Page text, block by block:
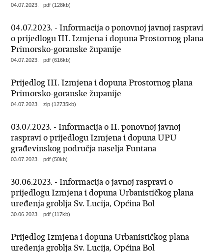
04.07.2023. | pdf (128kb)
04.07.2023. - Informacija o ponovnoj javnoj raspravi
o prijedlogu III. Izmjena i dopuna Prostornog plana
Primorsko-goranske županije
04.07.2023. | pdf (616kb)
Prijedlog III. Izmjena i dopuna Prostornog plana
Primorsko-goranske županije
04.07.2023. | zip (12735kb)
03.07.2023. - Informacija o II. ponovnoj javnoj
raspravi o prijedlogu Izmjena i dopuna UPU
građevinskog područja naselja Funtana
03.07.2023. | pdf (50kb)
30.06.2023. - Informacija o javnoj raspravi o
prijedlogu Izmjena i dopuna Urbanističkog plana
uređenja groblja Sv. Lucija, Općina Bol
30.06.2023. | pdf (117kb)
Prijedlog Izmjena i dopuna Urbanističkog plana
uređenja groblja Sv. Lucija, Općina Bol